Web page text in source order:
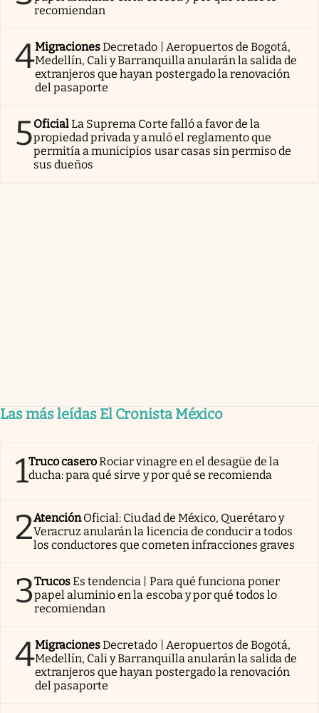
recomiendan
4MigracionesDecretado | Aeropuertos de Bogotá,
Medellín, Cali y Barranquilla anularán la salida de
extranjeros que hayan postergado la renovación
del pasaporte
5OficialLa Suprema Corte falló a favor de la
propiedad privada y anuló el reglamento que
permitía a municipios usar casas sin permiso de
sus dueños
Las más leídas El Cronista México
1Truco caseroRociar vinagre en el desagüe de la
ducha: para qué sirve y por qué se recomienda
2AtenciónOficial: Ciudad de México, Querétaro y
Veracruz anularán la licencia de conducir a todos
los conductores que cometen infracciones graves
3TrucosEs tendencia | Para qué funciona poner
papel aluminio en la escoba y por qué todos lo
recomiendan
4MigracionesDecretado | Aeropuertos de Bogotá,
Medellín, Cali y Barranquilla anularán la salida de
extranjeros que hayan postergado la renovación
del pasaporte